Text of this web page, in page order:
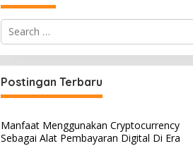
Search
for:
Postingan Terbaru
Manfaat Menggunakan Cryptocurrency
Sebagai Alat Pembayaran Digital Di Era